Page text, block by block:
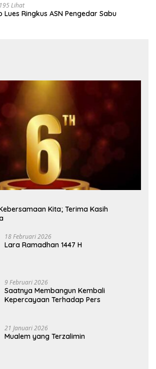
195 Lihat
Lues Ringkus ASN Pengedar Sabu
Kita; Terima Kasih
18 Februari 2026
Lara Ramadhan 1447 H
9 Februari 2026
Saatnya Membangun Kembali
Kepercayaan Terhadap Pers
21 Januari 2026
Mualem yang Terzalimin